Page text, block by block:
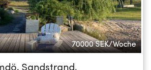
70000 SEK/Woche